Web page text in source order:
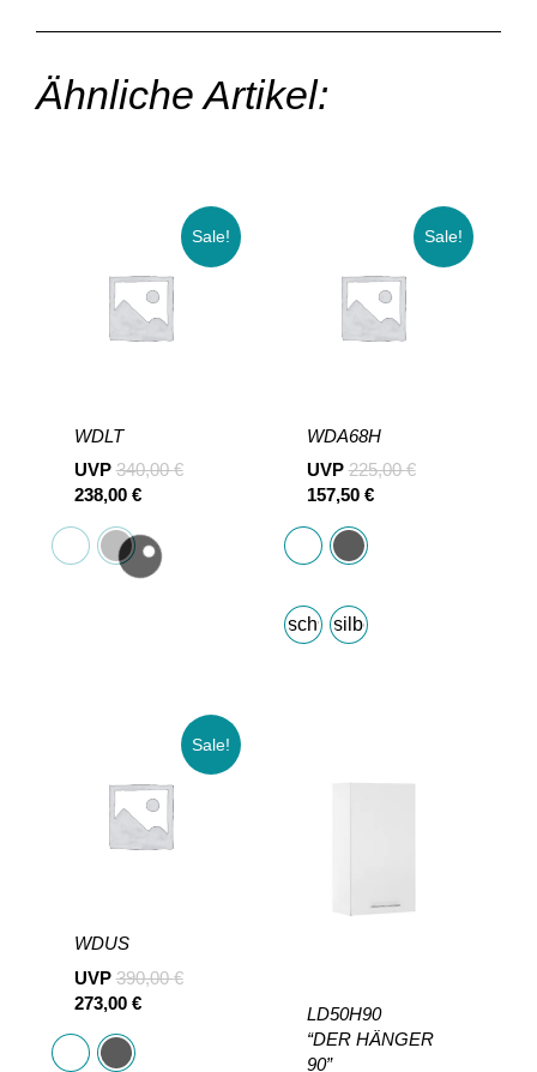
Ähnliche Artikel:
Sale!
WDLT
UVP 340,00€
238,00 €
Sale!
WDA68H
UVP 225,00€
157,50 €
schwarz
silber
Sale!
WDUS
UVP 390,00€
273,00 €
LD50H90
“DER HÄNGER
90”